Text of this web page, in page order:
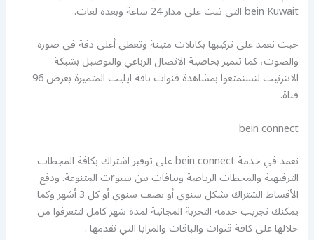
bein Kuwait التي تبث على مدار 24 ساعة وبعدة لغات.
حيث نعمد على تركيبها بكابلات متينة وتعطي أعلى دقة في صورة
والصوت، كما تتميز بخاصية الاتصال الرباعي والتوصيل بشبكة
الانترنيت لتستمتعوا بمشاهدة قنوات باقة ايليت المتميزة بعرض 96
قناة.
bein connect
نعمد في خدمة bein connect على توفير اشتراك بكافة المجطات
الترفيهية والمحطات الرياضة وبباقات بين سبوrت المتنوعة. ودفع
الأقساط الشتراك بشكل سنوي أو نصف سنوي أو كل 3 أشهر وكما
يمكنك تجريب خدمه التجربة المجانية لمدة شهر كامل لتتعرفوا من
خلالها على كافة قنوات والباقات والمزايا التي نقدمها .